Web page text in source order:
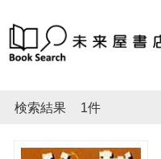
検索結果 1件